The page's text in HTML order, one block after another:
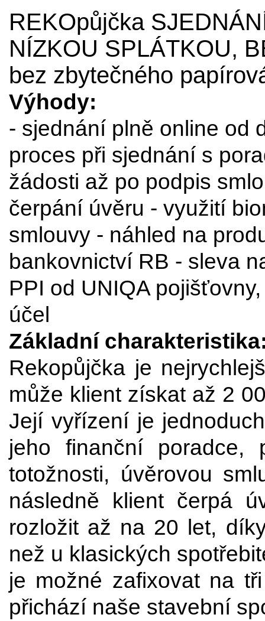
REKOpůjčka
NÍZKOU SPLÁTKOU,
bez zbytečného
Výhody:
- sjednání plně online od
proces při sjednání s
žádosti až po podpis
čerpání úvěru - využití
smlouvy - náhled na
bankovnictví RB - sleva
PPI od UNIQA
účel
Základní
Rekopůjčka je
může klient získat až 2
Její vyřízení je
jeho finanční poradce,
totožnosti, úvěrovou
následně klient čerpá
rozložit až na 20 let,
než u klasických
je možné zafixovat na
přichází naše stavební